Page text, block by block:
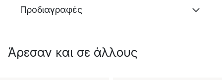
Προδιαγραφές
Άρεσαν και σε άλλους